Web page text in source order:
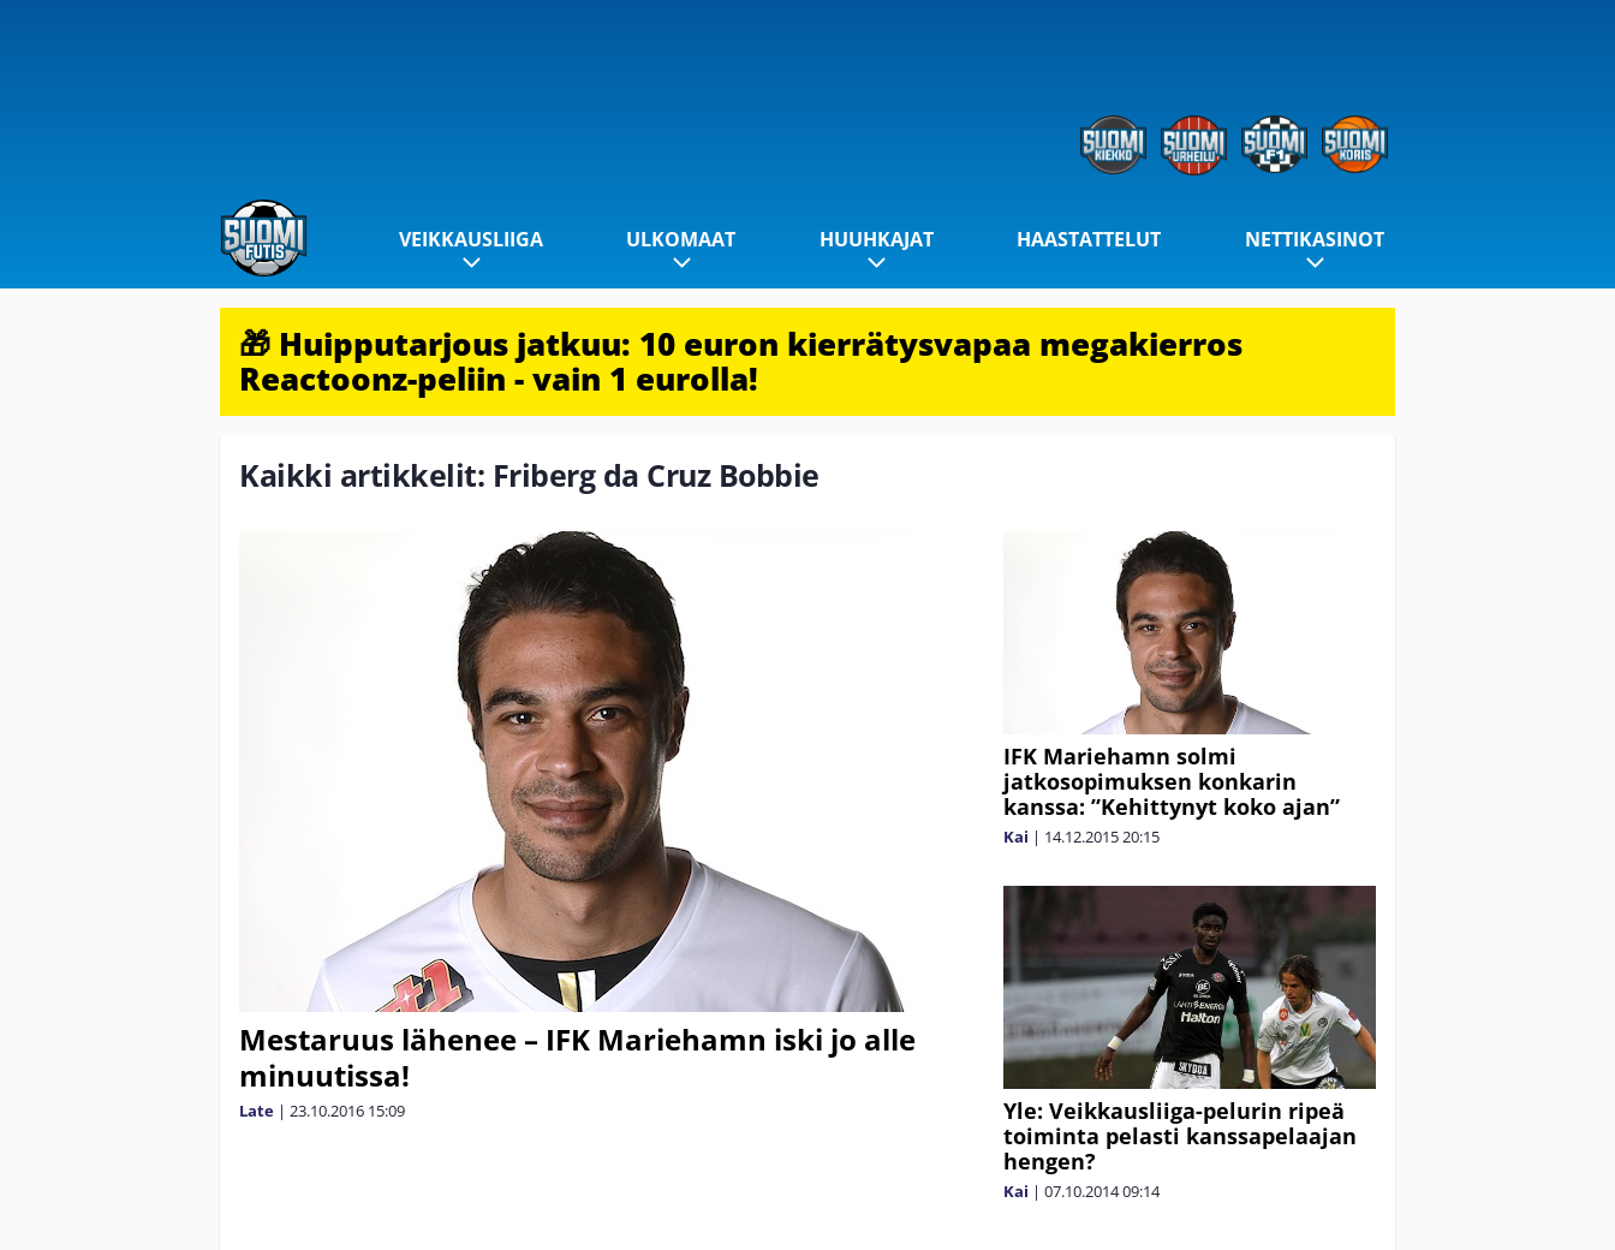
VEIKKAUSLIIGA ULKOMAAT HUUHKAJAT HAASTATTELUT NETTIKASINOT
🎁 Huipputarjous jatkuu: 10 euron kierrätysvapaa megakierros
Reactoonz-peliin - vain 1 eurolla!
Kaikki artikkelit: Friberg da Cruz Bobbie
Mestaruus lähenee – IFK Mariehamn iski jo alle
minuutissa!
Late | 23.10.2016 15:09
IFK Mariehamn solmi
jatkosopimuksen konkarin
kanssa: ”Kehittynyt koko ajan”
Kai | 14.12.201520:15
Yle: Veikkausliiga-pelurin ripeä
toiminta pelasti kanssapelaajan
hengen?
Kai | 07.10.201409:14